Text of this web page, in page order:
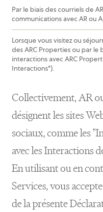
Par le biais des courriels de
communications avec AR ou
Lorsque vous visitez ou
des ARC Properties ou par le
interactions avec ARC
Interactions").
Collectivement, AR
désignent les sites
sociaux, comme les
avec les Interactions
En utilisant ou en
Services, vous
de la présente